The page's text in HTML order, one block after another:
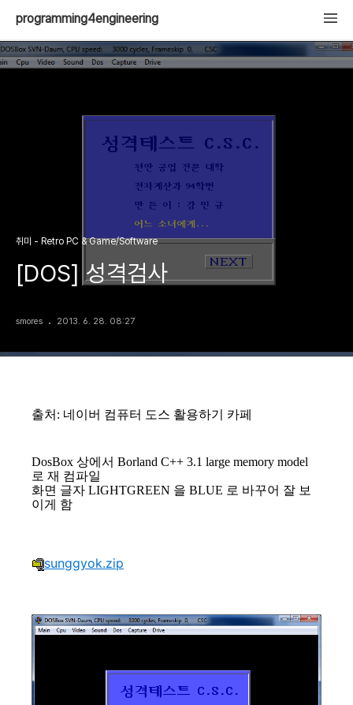
programming4engineering
취미 - Retro PC & Game/Software
[DOS] 성격검사
smores 2013. 6. 28. 08:27
출처: 네이버 컴퓨터 도스 활용하기 카페
DosBox 상에서 Borland C++ 3.1 large memory model
로 재 컴파일
화면 글자 LIGHTGREEN 을 BLUE 로 바꾸어 잘 보
이게 함
sunggyok.zip